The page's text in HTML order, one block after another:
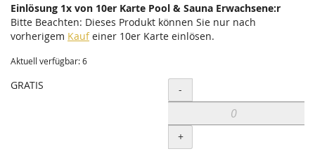
Einlösung 1x von 10er Karte Pool & Sauna Erwachsene:r
Bitte Beachten: Dieses Produkt können Sie nur nach
vorherigem Kaufeiner 10er Karte einlösen.
Aktuell verfügbar: 6
GRATIS Menge
-
+